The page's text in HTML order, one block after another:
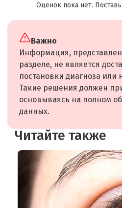
Оценок пока нет.
Важно
Информация,
разделе, не является
постановки диагноза или
Такие решения должен
основываясь на полном
данных.
Читайте также